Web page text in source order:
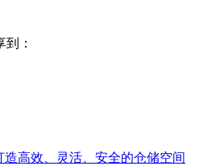
到：
高效、灵活、安全的仓储空间